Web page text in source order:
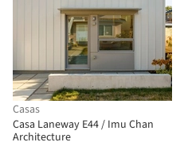
Casas
Casa Laneway E44 / Imu Chan
Architecture